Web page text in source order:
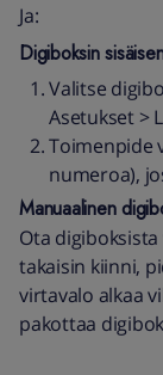
Ja:
Digiboksin
Valitse
Asetukset >
Toimenpide
numeroa),
Manuaalinen
Ota
takaisin kiinni,
virtavalo alkaa
pakottaa